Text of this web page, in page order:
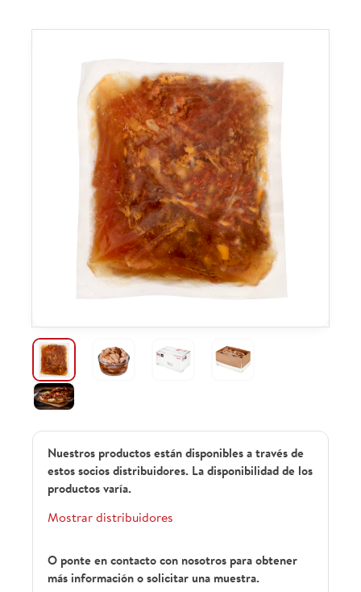
Nuestros productos están disponibles a través de
estos socios distribuidores. La disponibilidad de los
productos varía.
Mostrar distribuidores
O ponte en contacto con nosotros para obtener
más información o solicitar una muestra.